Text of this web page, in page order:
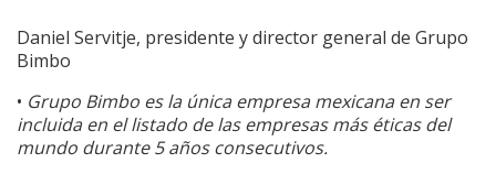
Daniel Servitje, presidente y director general de Grupo
Bimbo
• Grupo Bimbo es la única empresa mexicana en ser
incluida en el listado de las empresas más éticas del
mundo durante 5 años consecutivos.